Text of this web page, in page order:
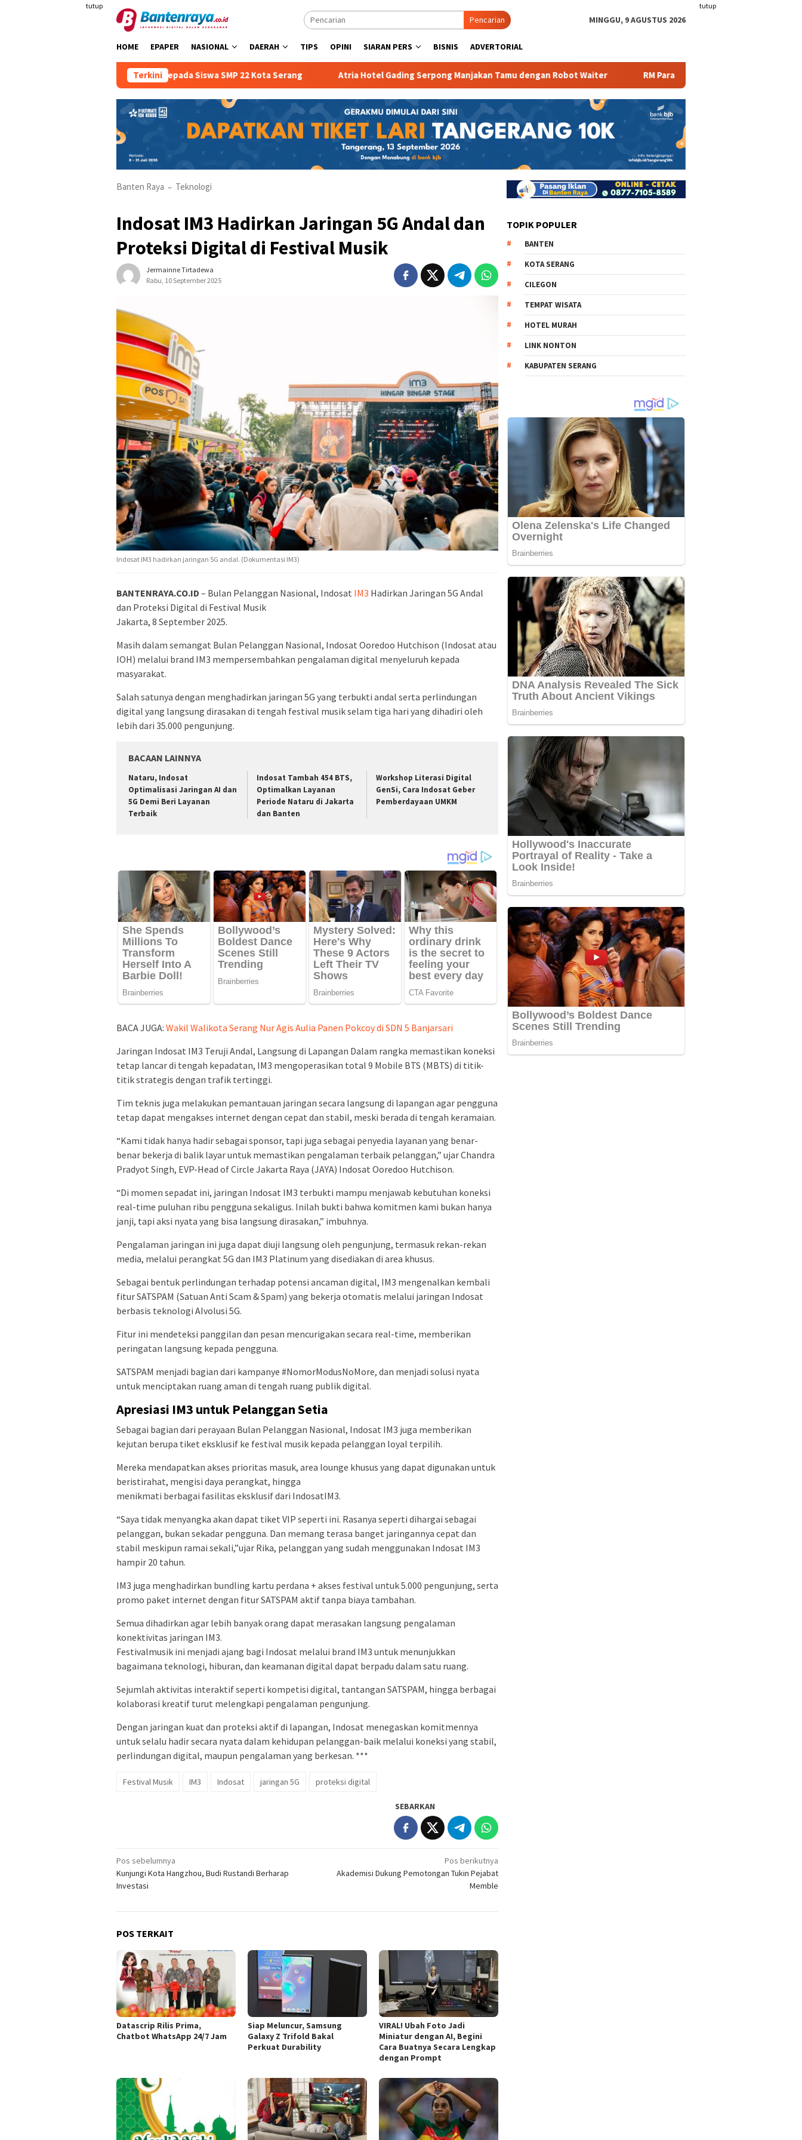
tutup tutup
Pencarian MINGGU, 9 AGUSTUS 2026
HOME EPAPER NASIONAL DAERAH TIPS OPINI SIARAN PERS BISNIS ADVERTORIAL
Terkini
Sejak Dini Kepada Siswa SMP 22 Kota Serang Atria Hotel Gading Serpong Manjakan Tamu dengan Robot Waiter RM Parahiyangan Sajikan Pecak Bandeng Tanpa Duri
Banten Raya – Teknologi
Indosat IM3 Hadirkan Jaringan 5G Andal dan
Proteksi Digital di Festival Musik
Jermainne Tirtadewa
Rabu, 10 September 2025
Indosat IM3 hadirkan jaringan 5G andal. (Dokumentasi IM3)
BANTENRAYA.CO.ID – Bulan Pelanggan Nasional, Indosat IM3 Hadirkan Jaringan 5G Andal
dan Proteksi Digital di Festival Musik
Jakarta, 8 September 2025.
Masih dalam semangat Bulan Pelanggan Nasional, Indosat Ooredoo Hutchison (Indosat atau
IOH) melalui brand IM3 mempersembahkan pengalaman digital menyeluruh kepada
masyarakat.
Salah satunya dengan menghadirkan jaringan 5G yang terbukti andal serta perlindungan
digital yang langsung dirasakan di tengah festival musik selam tiga hari yang dihadiri oleh
lebih dari 35.000 pengunjung.
BACAAN LAINNYA
Nataru, Indosat
Optimalisasi Jaringan AI dan
5G Demi Beri Layanan
Terbaik
Indosat Tambah 454 BTS,
Optimalkan Layanan
Periode Nataru di Jakarta
dan Banten
Workshop Literasi Digital
GenSi, Cara Indosat Geber
Pemberdayaan UMKM
BACA JUGA: Wakil Walikota Serang Nur Agis Aulia Panen Pokcoy di SDN 5 Banjarsari
Jaringan Indosat IM3 Teruji Andal, Langsung di Lapangan Dalam rangka memastikan koneksi
tetap lancar di tengah kepadatan, IM3 mengoperasikan total 9 Mobile BTS (MBTS) di titik-
titik strategis dengan trafik tertinggi.
Tim teknis juga melakukan pemantauan jaringan secara langsung di lapangan agar pengguna
tetap dapat mengakses internet dengan cepat dan stabil, meski berada di tengah keramaian.
“Kami tidak hanya hadir sebagai sponsor, tapi juga sebagai penyedia layanan yang benar-
benar bekerja di balik layar untuk memastikan pengalaman terbaik pelanggan,” ujar Chandra
Pradyot Singh, EVP-Head of Circle Jakarta Raya (JAYA) Indosat Ooredoo Hutchison.
“Di momen sepadat ini, jaringan Indosat IM3 terbukti mampu menjawab kebutuhan koneksi
real-time puluhan ribu pengguna sekaligus. Inilah bukti bahwa komitmen kami bukan hanya
janji, tapi aksi nyata yang bisa langsung dirasakan,” imbuhnya.
Pengalaman jaringan ini juga dapat diuji langsung oleh pengunjung, termasuk rekan-rekan
media, melalui perangkat 5G dan IM3 Platinum yang disediakan di area khusus.
Sebagai bentuk perlindungan terhadap potensi ancaman digital, IM3 mengenalkan kembali
fitur SATSPAM (Satuan Anti Scam & Spam) yang bekerja otomatis melalui jaringan Indosat
berbasis teknologi AIvolusi 5G.
Fitur ini mendeteksi panggilan dan pesan mencurigakan secara real-time, memberikan
peringatan langsung kepada pengguna.
SATSPAM menjadi bagian dari kampanye #NomorModusNoMore, dan menjadi solusi nyata
untuk menciptakan ruang aman di tengah ruang publik digital.
Apresiasi IM3 untuk Pelanggan Setia
Sebagai bagian dari perayaan Bulan Pelanggan Nasional, Indosat IM3 juga memberikan
kejutan berupa tiket eksklusif ke festival musik kepada pelanggan loyal terpilih.
Mereka mendapatkan akses prioritas masuk, area lounge khusus yang dapat digunakan untuk
beristirahat, mengisi daya perangkat, hingga
menikmati berbagai fasilitas eksklusif dari IndosatIM3.
“Saya tidak menyangka akan dapat tiket VIP seperti ini. Rasanya seperti dihargai sebagai
pelanggan, bukan sekadar pengguna. Dan memang terasa banget jaringannya cepat dan
stabil meskipun ramai sekali,”ujar Rika, pelanggan yang sudah menggunakan Indosat IM3
hampir 20 tahun.
IM3 juga menghadirkan bundling kartu perdana + akses festival untuk 5.000 pengunjung, serta
promo paket internet dengan fitur SATSPAM aktif tanpa biaya tambahan.
Semua dihadirkan agar lebih banyak orang dapat merasakan langsung pengalaman
konektivitas jaringan IM3.
Festivalmusik ini menjadi ajang bagi Indosat melalui brand IM3 untuk menunjukkan
bagaimana teknologi, hiburan, dan keamanan digital dapat berpadu dalam satu ruang.
Sejumlah aktivitas interaktif seperti kompetisi digital, tantangan SATSPAM, hingga berbagai
kolaborasi kreatif turut melengkapi pengalaman pengunjung.
Dengan jaringan kuat dan proteksi aktif di lapangan, Indosat menegaskan komitmennya
untuk selalu hadir secara nyata dalam kehidupan pelanggan-baik melalui koneksi yang stabil,
perlindungan digital, maupun pengalaman yang berkesan. ***
Festival Musik IM3 Indosat jaringan 5G proteksi digital
SEBARKAN
Navigasi
pos
Pos sebelumnya
Kunjungi Kota Hangzhou, Budi Rustandi Berharap
Investasi
Pos berikutnya
Akademisi Dukung Pemotongan Tukin Pejabat
Memble
POS TERKAIT
Datascrip Rilis Prima,
Chatbot WhatsApp 24/7 Jam
Siap Meluncur, Samsung
Galaxy Z Trifold Bakal
Perkuat Durability
VIRAL! Ubah Foto Jadi
Miniatur dengan AI, Begini
Cara Buatnya Secara Lengkap
dengan Prompt
TOPIK POPULER
BANTEN
KOTA SERANG
CILEGON
TEMPAT WISATA
HOTEL MURAH
LINK NONTON
KABUPATEN SERANG